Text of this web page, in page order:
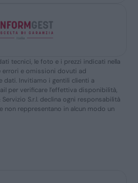
tecnici, le foto e i prezzi indicati nella
e omissioni dovuti ad
dati. Invitiamo i gentili clienti a
per verificare l’effettiva disponibilità,
S.r.l. declina ogni responsabilità
non reppresentano in alcun modo un